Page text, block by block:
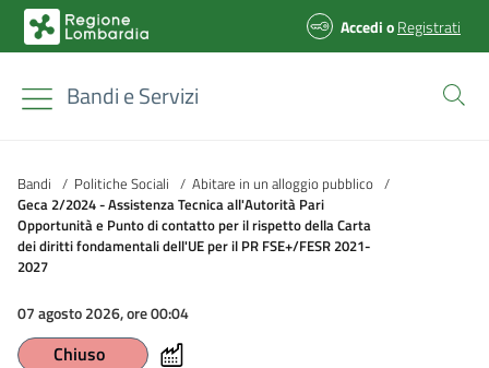
AccedioRegistrati
Bandi e Servizi
Bandi / Politiche Sociali / Abitare in un alloggio pubblico /
Geca 2/2024 - Assistenza Tecnica all'Autorità Pari
Opportunità e Punto di contatto per il rispetto della Carta
dei diritti fondamentali dell'UE per il PR FSE+/FESR 2021-
2027
07 agosto 2026, ore 00:04
Chiuso